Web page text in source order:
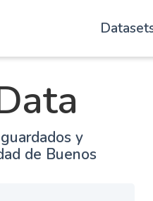
y
de Buenos